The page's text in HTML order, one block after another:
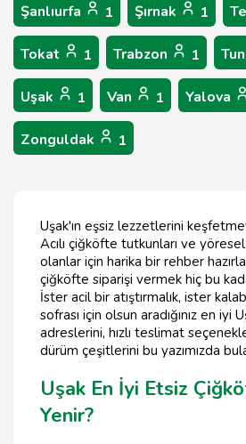
Şanlıurfa 1 Şırnak 1
Tokat 1 Trabzon 1
Uşak 1 Van 1 Yalova
Zonguldak 1
Uşak'ın eşsiz lezzetlerini
Acılı çiğköfte tutkunları ve
olanlar için harika bir rehber
çiğköfte siparişi vermek hiç bu
İster acil bir atıştırmalık, ister
sofrası için olsun aradığınız en iyi
adreslerini, hızlı teslimat
dürüm çeşitlerini bu yazımızda
Uşak En İyi Etsiz
Yenir?